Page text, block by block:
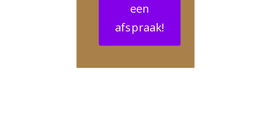
een
afspraak!